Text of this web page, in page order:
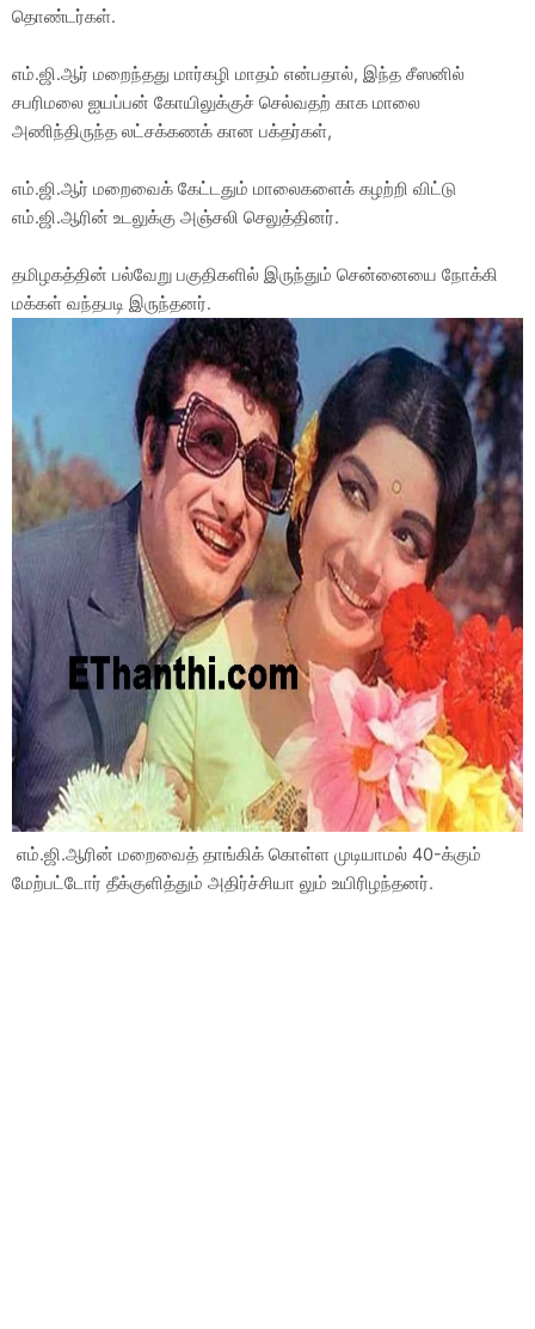
தொண்டர்கள்.
எம்.ஜி.ஆர் மறைந்தது மார்கழி மாதம் என்பதால், இந்த சீஸனில்
சபரிமலை ஐயப்பன் கோயிலுக்குச் செல்வதற் காக மாலை
அணிந்திருந்த லட்சக்கணக் கான பக்தர்கள்,
எம்.ஜி.ஆர் மறைவைக் கேட்டதும் மாலைகளைக் கழற்றி விட்டு
எம்.ஜி.ஆரின் உடலுக்கு அஞ்சலி செலுத்தினர்.
தமிழகத்தின் பல்வேறு பகுதிகளில் இருந்தும் சென்னையை நோக்கி
மக்கள் வந்தபடி இருந்தனர்.
எம்.ஜி.ஆரின் மறைவைத் தாங்கிக் கொள்ள முடியாமல் 40-க்கும்
மேற்பட்டோர் தீக்குளித்தும் அதிர்ச்சியா லும் உயிரிழந்தனர்.